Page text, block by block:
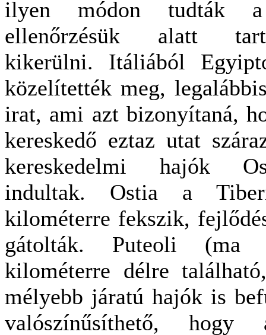
ilyen módon tudták a
ellenőrzésük alatt
kikerülni. Itáliából
közelítették meg,
irat, ami azt bizonyítaná,
kereskedő eztaz utat
kereskedelmi hajók
indultak. Ostia a
kilométerre fekszik,
gátolták. Puteoli (ma
kilométerre délre
mélyebb járatú hajók is
valószínűsíthető,